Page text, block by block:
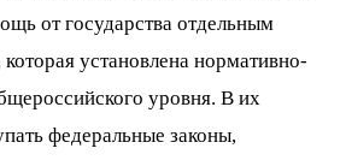
от государства отдельным
установлена нормативно-
уровня. В их
федеральные законы,